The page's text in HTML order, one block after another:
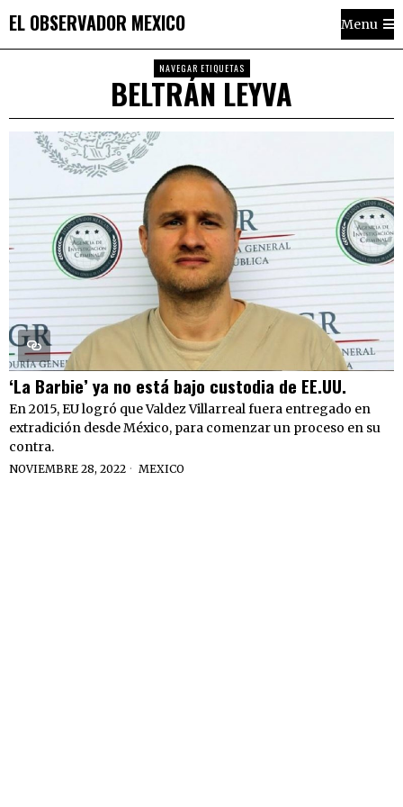
EL OBSERVADOR MEXICO Menu
NAVEGAR ETIQUETAS
BELTRÁN LEYVA
‘La Barbie’ ya no está bajo custodia de EE.UU.
En 2015, EU logró que Valdez Villarreal fuera entregado en
extradición desde México, para comenzar un proceso en su
contra.
NOVIEMBRE 28, 2022 MEXICO